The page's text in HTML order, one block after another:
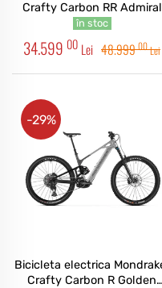
Crafty Carbon RR Admiral
Blue
în stoc
34.599 00 Lei 48.99900Lei
Bicicleta electrica
Crafty Carbon R Golden
-29%